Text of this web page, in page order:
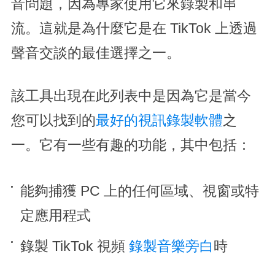
音問題，因為專家使用它來錄製和串
流。這就是為什麼它是在 TikTok 上透過
聲音交談的最佳選擇之一。
該工具出現在此列表中是因為它是當今
您可以找到的最好的視訊錄製軟體之
一。它有一些有趣的功能，其中包括：
能夠捕獲 PC 上的任何區域、視窗或特
定應用程式
錄製 TikTok 視頻 錄製音樂旁白 時